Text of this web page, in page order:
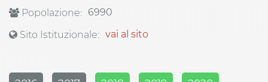
Popolazione:
6990
Sito Istituzionale: vai al sito